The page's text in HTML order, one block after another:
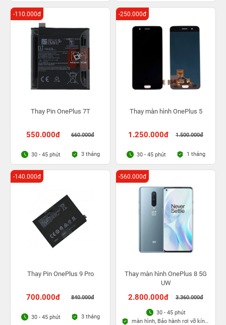
1 lần trong 3 tháng
Thay Pin OnePlus 7T
550.000đ 660.000đ
-110.000đ
30 - 45 phút 3 tháng
Thay màn hình OnePlus 5
1.250.000đ 1.500.000đ
-250.000đ
30 - 45 phút 1 tháng
Thay Pin OnePlus 9 Pro
700.000đ 840.000đ
-140.000đ
30 - 45 phút 3 tháng
Thay màn hình OnePlus 8 5G
UW
2.800.000đ 3.360.000đ
-560.000đ
30 - 45 phút
màn hình, Bảo hành rơi vỡ kính